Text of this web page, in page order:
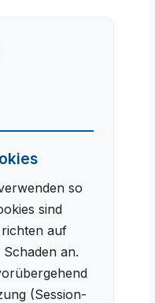
so
sind
richten auf
an.
(Session-